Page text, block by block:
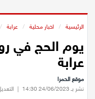
دير حنا
سخنين
الرئيسية / اخبار محلية / عرابة /
يوم الحج في
عرابة
موقع الحمرا
نشر بـ 24/06/2023 14:30
| التعديل